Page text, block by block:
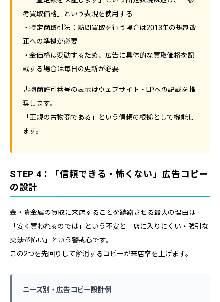
考買取価格」という表現を使用する
・特定商取引法：訪問買取を行う場合は2013年の規制改
正への準拠が必要
・金価格は変動するため、広告に具体的な買取価格を記
載する場合は毎日の更新が必要
古物商許可番号の表示はウェブサイト・LPへの記載を推
奨します。
「正規の古物商である」という信頼の根拠として機能し
ます。
STEP 4：「信頼できる・怖くない」広告コピー
の設計
金・貴金属の買取に来店することを躊躇させる最大の理由は
「安く買われるのでは」という不安と「店に入りにくい・強引な
交渉が怖い」という警戒心です。
この2つを先回りして解消するコピーが来店率を上げます。
ニーズ別・広告コピー設計例